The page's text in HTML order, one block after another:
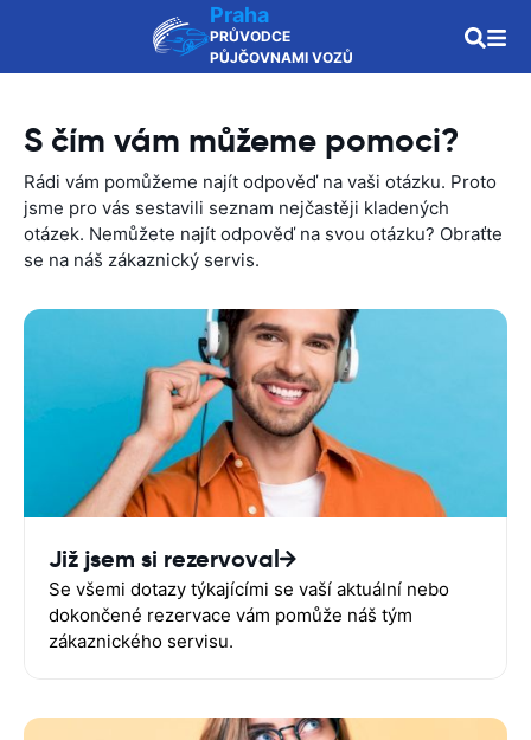
Praha
PRŮVODCE
PŮJČOVNAMI VOZŮ
S čím vám můžeme pomoci?
Rádi vám pomůžeme najít odpověď na vaši otázku. Proto
jsme pro vás sestavili seznam nejčastěji kladených
otázek. Nemůžete najít odpověď na svou otázku? Obraťte
se na náš zákaznický servis.
Již jsem si rezervoval
Se všemi dotazy týkajícími se vaší aktuální nebo
dokončené rezervace vám pomůže náš tým
zákaznického servisu.